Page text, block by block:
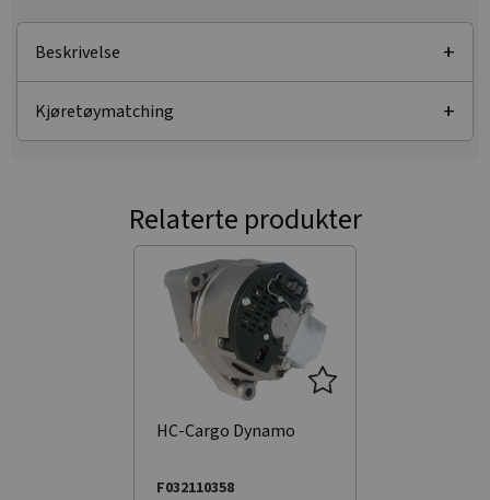
Beskrivelse
Kjøretøymatching
Relaterte produkter
HC-Cargo Dynamo
F032110358